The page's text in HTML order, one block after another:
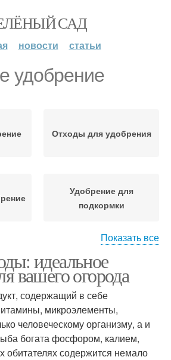
САД
новости статьи
удобрение
Отходы для удобрения
Удобрение для
подкормки
отходов
Удобрение из остатков
Показать все
идеальное
вашего огорода
содержащий в себе
микроэлементы,
человеческому организму, а и
богата фосфором, калием,
обитателях содержится немало